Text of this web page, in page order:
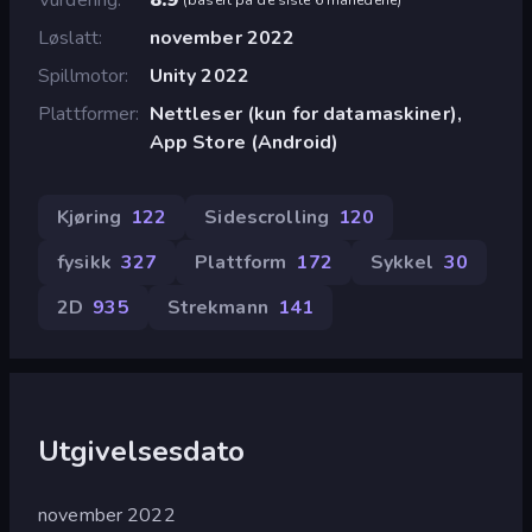
Løslatt
november 2022
Spillmotor
Unity 2022
Plattformer Nettleser (kun for datamaskiner),
App Store (Android)
Kjøring 122 Sidescrolling 120
fysikk 327 Plattform 172 Sykkel 30
2D 935 Strekmann 141
Utgivelsesdato
november 2022